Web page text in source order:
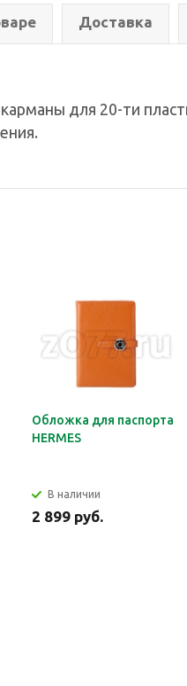
Доставка
для 20-ти
Обложка для паспорта
HERMES
В наличии
2 899 руб.